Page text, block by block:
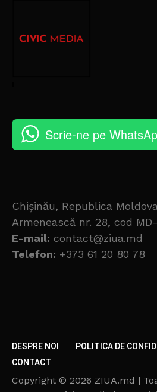
Scrie-ne pe
Chișinău, Republica
Armenească nr. 28, cod MD-
E-mail: contact@ziua.md
Telefon: +373 61 20 80 78
DESPRE NOI
POLITICA DE
CONTACT
Copyright © 2026 ZIUA.md |